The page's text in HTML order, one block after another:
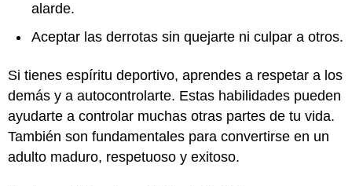
alarde.
Aceptar las derrotas sin quejarte ni culpar a otros.
Si tienes espíritu deportivo, aprendes a respetar a los
demás y a autocontrolarte. Estas habilidades pueden
ayudarte a controlar muchas otras partes de tu vida.
También son fundamentales para convertirse en un
adulto maduro, respetuoso y exitoso.